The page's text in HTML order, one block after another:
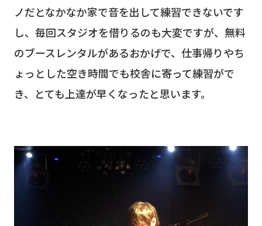
ノだとなかなか家で音を出して練習できないです
し、毎回スタジオを借りるのも大変ですが、無料
のブースレンタルがあるおかげで、仕事帰りやち
ょっとした空き時間でも校舎に寄って練習がで
き、とても上達が早くなったと思います。